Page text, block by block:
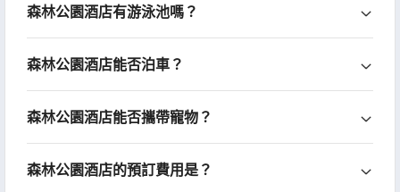
森林公園酒店有游泳池嗎？
森林公園酒店能否泊車？
森林公園酒店能否攜帶寵物？
森林公園酒店的預訂費用是？